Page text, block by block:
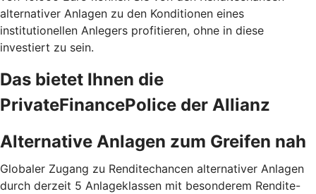
alternativer Anlagen zu den Konditionen eines
institutionellen Anlegers profitieren, ohne in diese
investiert zu sein.
Das bietet Ihnen die
PrivateFinancePolice der Allianz
Alternative Anlagen zum Greifen nah
Globaler Zugang zu Renditechancen alternativer Anlagen
durch derzeit 5 Anlageklassen mit besonderem Rendite-